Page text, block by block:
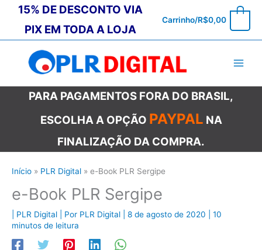
conteúdo
15% DE DESCONTO VIA
PIX EM TODA A LOJA
Carrinho/R$0,00
PARA PAGAMENTOS FORA DO BRASIL,
ESCOLHA A OPÇÃO PAYPAL NA
FINALIZAÇÃO DA COMPRA.
Início PLR Digital e-Book PLR Sergipe
e-Book PLR Sergipe
PLR Digital | Por PLR Digital 8 de agosto de 2020
10
minutos de leitura